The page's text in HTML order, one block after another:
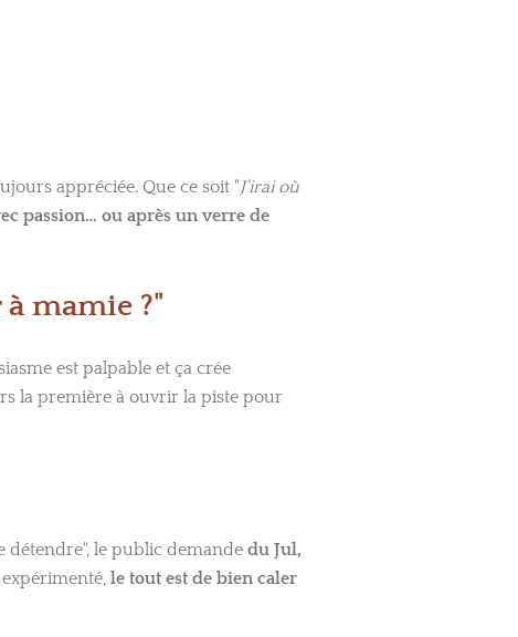
appréciée. Que ce soit "J'irai où
passion… ou après un verre de
mamie ?"
est palpable et ça crée
la première à ouvrir la piste pour
détendre", le public demande du Jul,
le tout est de bien caler